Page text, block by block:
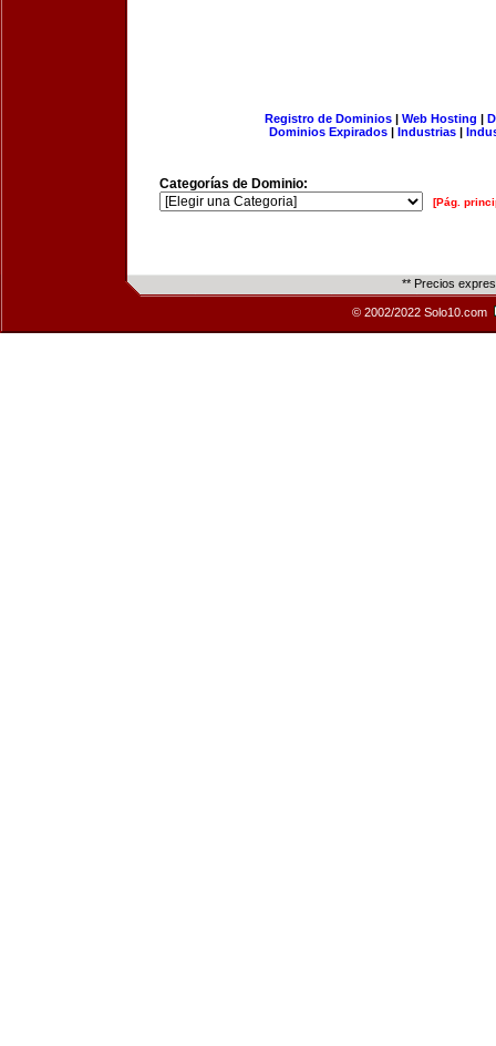
Registro de Dominios| Web Hosting |
Dominios Expirados | Industrias |
Categorías de Dominio:
[Pág.
** Precios
© 2002/2022 Solo10.com